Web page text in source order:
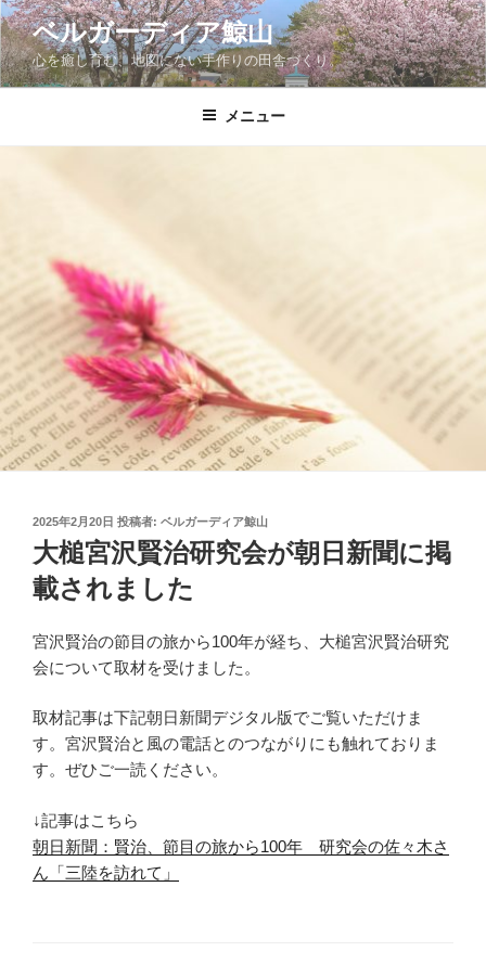
コ
ン
テ
ン
ベルガーディア鯨山
心を癒し育む、地図にない手作りの田舎づくり。
メニュー
投
日:
2025年2月20日 投稿者: ベルガーディア鯨山
大槌宮沢賢治研究会が朝日新聞に掲
載されました
宮沢賢治の節目の旅から100年が経ち、大槌宮沢賢治研究
会について取材を受けました。
取材記事は下記朝日新聞デジタル版でご覧いただけま
す。宮沢賢治と風の電話とのつながりにも触れておりま
す。ぜひご一読ください。
↓記事はこちら
朝日新聞：賢治、節目の旅から100年 研究会の佐々木さ
ん「三陸を訪れて」